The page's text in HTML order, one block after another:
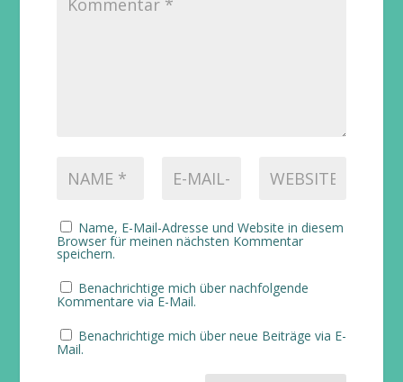
Name, E-Mail-Adresse und Website in diesem
Browser für meinen nächsten Kommentar
speichern.
Benachrichtige mich über nachfolgende
Kommentare via E-Mail.
Benachrichtige mich über neue Beiträge via E-
Mail.